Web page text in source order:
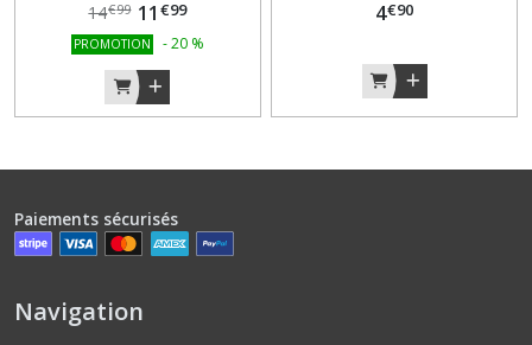
14€99 11 €99
PROMOTION -20 %
4€90
Paiements sécurisés
Navigation